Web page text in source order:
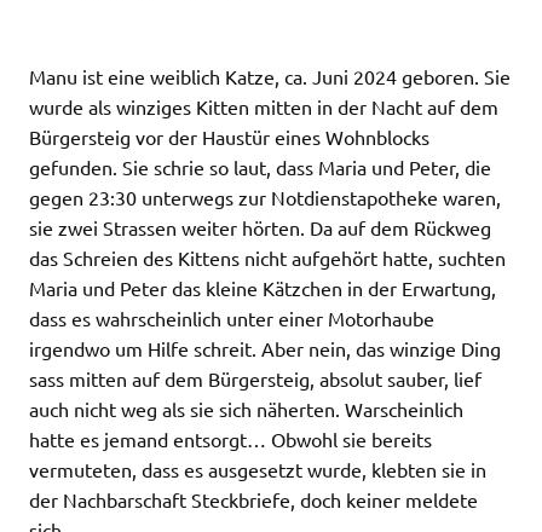
Manu ist eine weiblich Katze, ca. Juni 2024 geboren. Sie
wurde als winziges Kitten mitten in der Nacht auf dem
Bürgersteig vor der Haustür eines Wohnblocks
gefunden. Sie schrie so laut, dass Maria und Peter, die
gegen 23:30 unterwegs zur Notdienstapotheke waren,
sie zwei Strassen weiter hörten. Da auf dem Rückweg
das Schreien des Kittens nicht aufgehört hatte, suchten
Maria und Peter das kleine Kätzchen in der Erwartung,
dass es wahrscheinlich unter einer Motorhaube
irgendwo um Hilfe schreit. Aber nein, das winzige Ding
sass mitten auf dem Bürgersteig, absolut sauber, lief
auch nicht weg als sie sich näherten. Warscheinlich
hatte es jemand entsorgt… Obwohl sie bereits
vermuteten, dass es ausgesetzt wurde, klebten sie in
der Nachbarschaft Steckbriefe, doch keiner meldete